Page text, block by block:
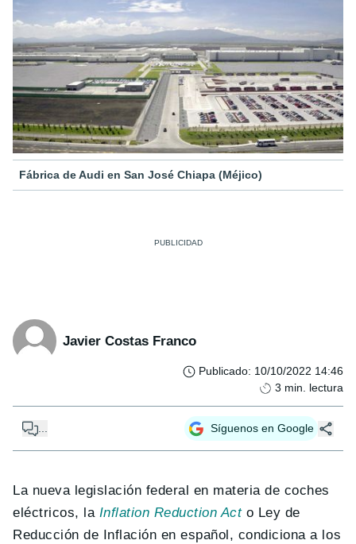
Fábrica de Audi en San José Chiapa (Méjico)
Javier Costas Franco
Publicado: 10/10/2022 14:46
3 min. lectura
... Síguenos en Google
La nueva legislación federal en materia de coches
eléctricos, la Inflation Reduction Acto Ley de
Reducción de Inflación en español, condiciona a los